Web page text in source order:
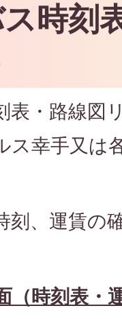
時刻
表・路線図
ス幸手又は
刻、運賃の
（時刻表・